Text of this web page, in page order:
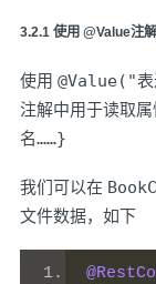
3.2.1 使用 @Value注解
使用 @Value("
注解中用于读取属
名……}
我们可以在
文件数据，如下